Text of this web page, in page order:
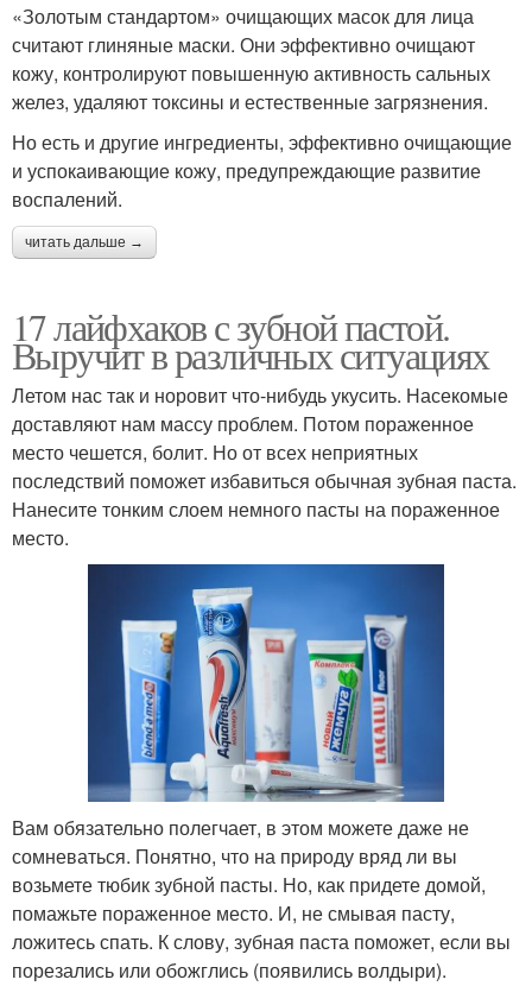
«Золотым стандартом» очищающих масок для лица
считают глиняные маски. Они эффективно очищают
кожу, контролируют повышенную активность сальных
желез, удаляют токсины и естественные загрязнения.
Но есть и другие ингредиенты, эффективно очищающие
и успокаивающие кожу, предупреждающие развитие
воспалений.
читать дальше →
17 лайфхаков с зубной пастой.
Выручит в различных ситуациях
Летом нас так и норовит что-нибудь укусить. Насекомые
доставляют нам массу проблем. Потом пораженное
место чешется, болит. Но от всех неприятных
последствий поможет избавиться обычная зубная паста.
Нанесите тонким слоем немного пасты на пораженное
место.
Вам обязательно полегчает, в этом можете даже не
сомневаться. Понятно, что на природу вряд ли вы
возьмете тюбик зубной пасты. Но, как придете домой,
помажьте пораженное место. И, не смывая пасту,
ложитесь спать. К слову, зубная паста поможет, если вы
порезались или обожглись (появились волдыри).